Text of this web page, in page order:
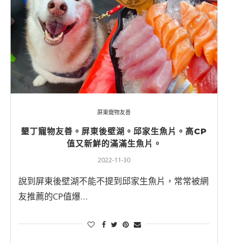
屏東寵物友善
墾丁寵物友善。屏東後壁湖。邱家生魚片。高CP
值又新鮮的滿滿生魚片。
2022-11-30
說到屏東後壁湖不能不提到邱家生魚片，常常被網
友推薦的CP值爆…